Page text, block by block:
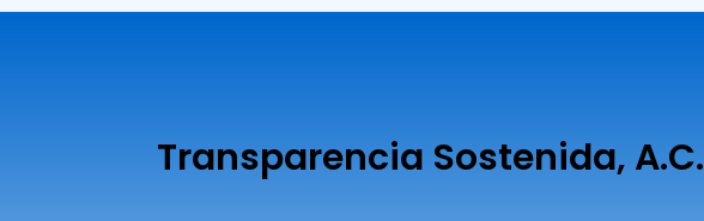
Transparencia Sostenida, A.C.